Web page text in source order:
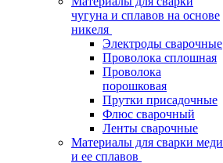
чугуна и сплавов на основе
никеля
Электроды сварочные
Проволока сплошная
Проволока
порошковая
Прутки присадочные
Флюс сварочный
Ленты сварочные
Материалы для сварки меди
и ее сплавов